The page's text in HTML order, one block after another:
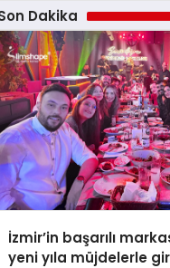
Dakika
İzmir’in başarılı
yeni yıla müjdelerle